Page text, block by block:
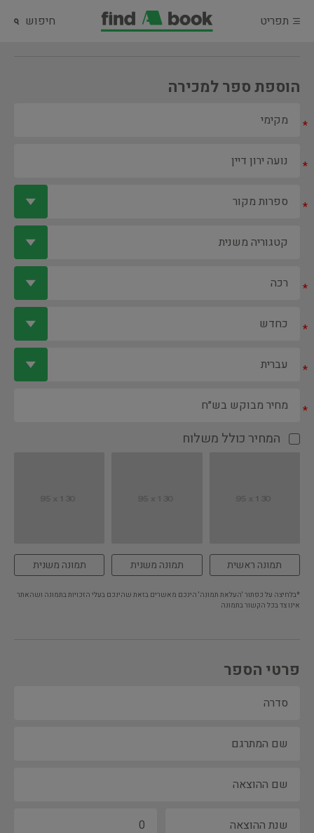
תפריט חיפוש
הוספת ספר למכירה
*
*
*
*
*
*
*
המחיר כולל משלוח
תמונה ראשית תמונה משנית תמונה משנית
*בלחיצה על כפתור 'העלאת תמונה' הינכם מאשרים בזאת שהינכם בעלי הזכויות בתמונה ושהאתר
אינו צד בכל הקשור בתמונה
פרטי הספר